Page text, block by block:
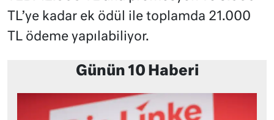
TL’ye kadar ek ödül ile toplamda 21.000
TL ödeme yapılabiliyor.
Günün 10 Haberi